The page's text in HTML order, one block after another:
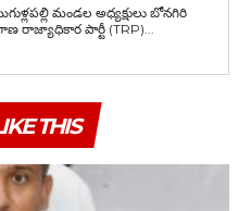
మండల అధ్యక్షులు బోనగిరి
తెలంగాణ రాజ్యాధికార పార్టీ (TRP)...
THIS